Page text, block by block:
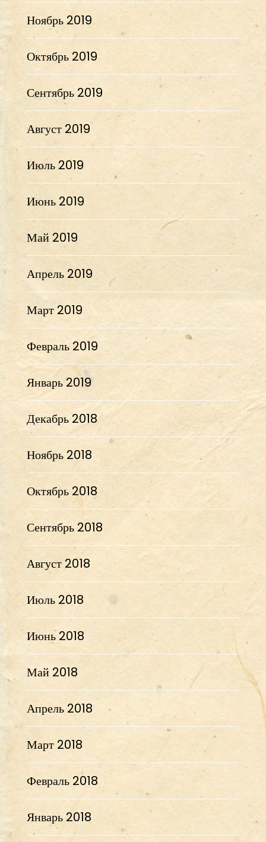
Ноябрь 2019
Октябрь 2019
Сентябрь 2019
Август 2019
Июль 2019
Июнь 2019
Май 2019
Апрель 2019
Март 2019
Февраль 2019
Январь 2019
Декабрь 2018
Ноябрь 2018
Октябрь 2018
Сентябрь 2018
Август 2018
Июль 2018
Июнь 2018
Май 2018
Апрель 2018
Март 2018
Февраль 2018
Январь 2018